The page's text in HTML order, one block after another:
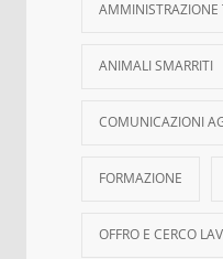
AMMINISTRAZIONE
ANIMALI SMARRITI
COMUNICAZIONI
FORMAZIONE
OFFRO E CERCO